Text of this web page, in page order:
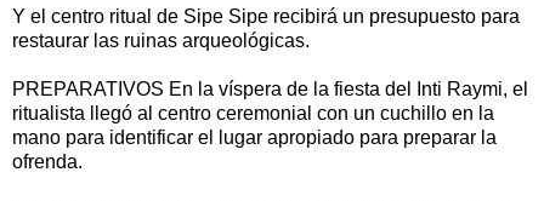
Y el centro ritual de Sipe Sipe recibirá un presupuesto para
restaurar las ruinas arqueológicas.
PREPARATIVOS En la víspera de la fiesta del Inti Raymi, el
ritualista llegó al centro ceremonial con un cuchillo en la
mano para identificar el lugar apropiado para preparar la
ofrenda.